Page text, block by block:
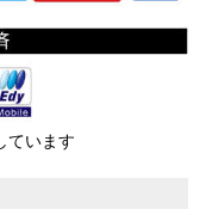
ています